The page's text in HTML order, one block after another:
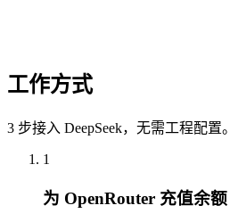
工作方式
3 步接入 DeepSeek，无需工程配置。
1
为 OpenRouter 充值余额